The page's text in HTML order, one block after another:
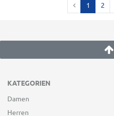
1 2
KATEGORIEN
Damen
Herren